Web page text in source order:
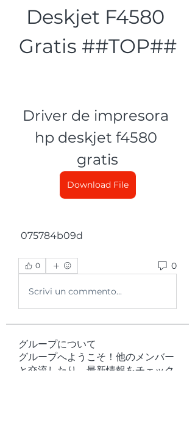
Deskjet F4580
Gratis ##TOP##
Driver de impresora
hp deskjet f4580
gratis
Download File
075784b09d
0 0
Scrivi un commento...
グループについて
グループへようこそ！他のメンバー
と交流したり、最新情報をチェック